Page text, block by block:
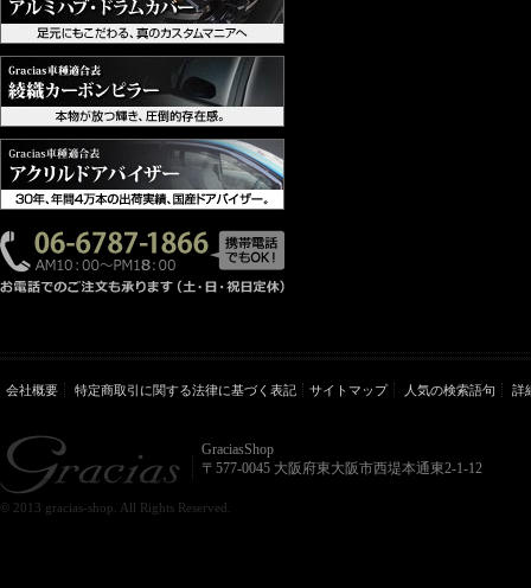
会社概要 特定商取引に関する法律に基づく表記 サイトマップ 人気の検索語句 詳
GraciasShop
〒577-0045 大阪府東大阪市西堤本通東2-1-12
© 2013 gracias-shop. All Rights Reserved.